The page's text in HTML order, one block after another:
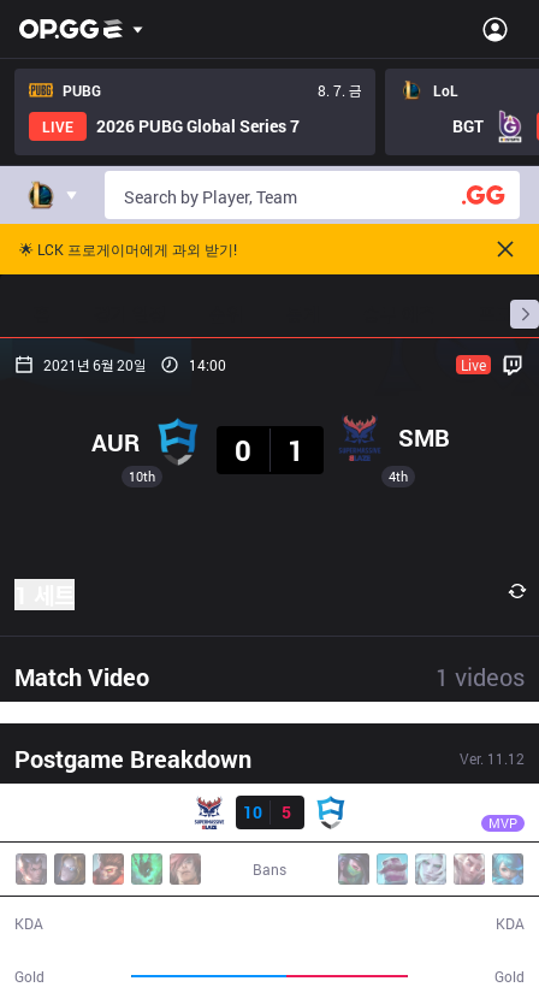
PUBG
8. 7. 금
LIVE
2026 PUBG Global Series 7
LoL
BGT
🌟 LCK 프로게이머에게 과외 받기!
프로빌
2021년 6월 20일 14:00 Live
10th
AUR
0
1 SMB
4th
Match Video 1 videos
Postgame Breakdown Ver. 11.12
10
5 MVP
Bans
KDA
Gold Gold
KDA